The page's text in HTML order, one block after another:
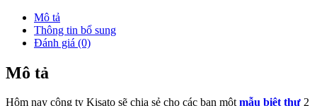
Mô tả
Thông tin bổ sung
Đánh giá (0)
Mô tả
Hôm nay công ty Kisato sẽ chia sẻ cho các bạn mộtmẫu biệt thự 2